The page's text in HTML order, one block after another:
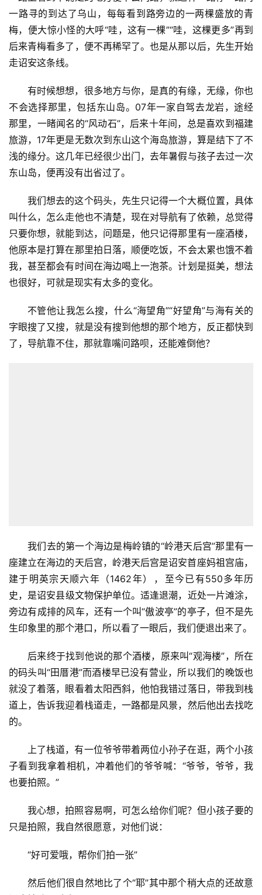
一路寻的到达了乌山，每每看到路旁边的一两棵盛放的青
梅，便大惊小怪的大呼“哇，这有一棵”“哇，这棵更多”再到
后来青梅看多了，便不再稀罕了。也是从那以后，先生开始
走诏安这条线。
有时候想想，很多地方与你，是真的有缘，无缘，你也
不会选择那里，包括东山岛。07年一家自驾去龙岩，途经
那里，一睹闻名的“风动石”，后来十年间，总是喜欢到福建
旅游，17年更是无数次到东山这个海岛旅游，算是结下了不
浅的缘分。这几年已经很少出门，去年暑假与孩子去过一次
东山岛，便再没有出省过了。
我们想去的这个码头，先生只记得一个大概位置，具体
叫什么，怎么走他也不清楚，现在对导航有了依赖，总觉得
只要你想，就能到达，问题是，他只记得那里有一座酒楼，
他原本是打算在那里拍日落，顺便吃饭，不会太累也饿不着
我，甚至都会有时间在海边喝上一泡茶。计划是挺美，想法
也很好，可就是现实有太多的变化。
不管他让我怎么搜，什么“海望角”“好望角”与海有关的
字眼搜了又搜，就是没有搜到他想的那个地方，反正都快到
了，导航靠不住，那就靠嘴问路呗，还能难倒他？
我们去的第一个海边是梅岭镇的“岭港天后宫”那里有一
座建立在海边的天后宫，岭港天后宫是诏安首座妈祖宫庙，‌
史，‌是诏安县级文物保护单位。‌适逢退潮，近处一片滩涂，
旁边有成排的风车，还有一个叫“傲波亭”的亭子，但不是先
生印象里的那个港口，所以看了一眼后，我们便退出来了。
后来终于找到他说的那个酒楼，原来叫“观海楼”，所在
的码头叫“田厝港”而酒楼早已没有营业，所以我们的晚饭也
就没了着落，眼看着太阳西斜，他怕我错过落日，带我到栈